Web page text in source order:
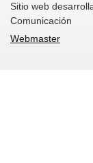
Sitio web
Comunicación
Webmaster